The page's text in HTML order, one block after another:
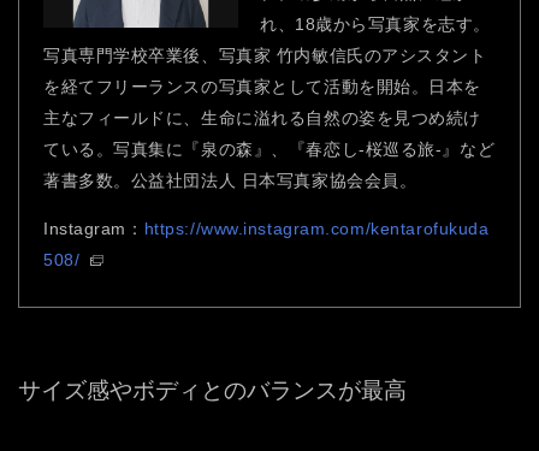
れ、18歳から写真家を志す。
写真専門学校卒業後、写真家 竹内敏信氏のアシスタント
を経てフリーランスの写真家として活動を開始。日本を
主なフィールドに、生命に溢れる自然の姿を見つめ続け
ている。写真集に『泉の森』、『春恋し-桜巡る旅-』など
著書多数。公益社団法人 日本写真家協会会員。
Instagram： https://www.instagram.com/kentarofukuda
508/
サイズ感やボディとのバランスが最高